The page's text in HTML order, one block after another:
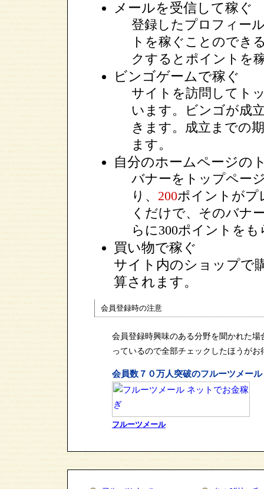
メールを受信して稼ぐ
登録したプロフィー
トを稼ぐことのでき
クするとポイントを
ビンゴゲームで稼ぐ
サイトを訪問してト
います。ビンゴが成
きます。成立までの
ます。
自分のホームページの
バナーをトップペー
り、 200ポイントがプ
くだけで、そのバナ
らに300ポイントを
買い物で稼ぐ
サイト内のショップで
算されます。
会員登録時の注意
会員登録時興味のある分野を聞かれた
っているので全部チェックしたほうが
会員数７０万人突破のフルーツメール
フルーツメール